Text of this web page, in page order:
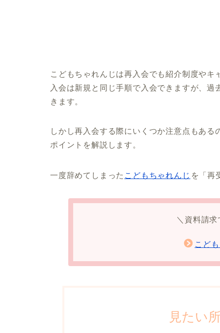
こどもちゃれんじは再入会でも紹介制度や
入会は新規と同じ手順で入会できますが、
きます。
しかし再入会する際にいくつか注意点もある
ポイントを解説します。
一度辞めてしまった こどもちゃれんじ を「再
＼資料請求
こど
見たい